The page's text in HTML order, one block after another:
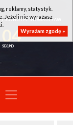
NOTEĆ INOWROCŁAW
03
reklamy, statystyk.
Jeżeli nie wyrażasz
Wyrażam zgodę »